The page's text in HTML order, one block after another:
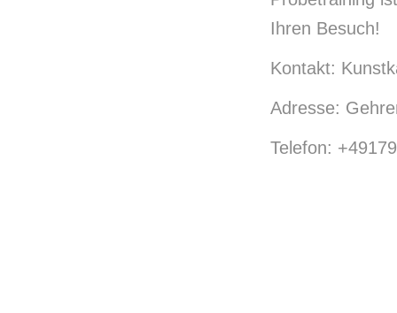
Ihren Besuch!
Kontakt:
Adresse:
Telefon: